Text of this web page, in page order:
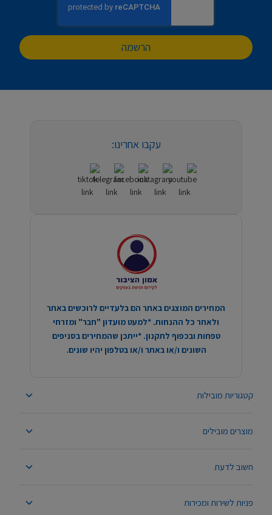
הרשמה
קטגוריות מובילות
מוצרים מובילים
חשוב לדעת
פניות לשירות ומכירות
עקבו אחרינו:
המחירים המוצגים באתר הם בלעדיים לרוכשים באתר
ולאחר כל ההנחות. *למעט מועדון "חבר" ומזרחי
טפחות ובכפוף לתקנון. *ייתכן שהמחירים בסניפים
השונים ו/או באתר ו/או בטלפון יהיו שונים.